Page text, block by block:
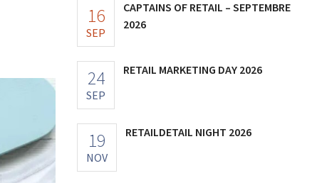
16
SEP
CAPTAINS OF RETAIL – SEPTEMBRE
2026
24
SEP
RETAIL MARKETING DAY 2026
19
NOV
RETAILDETAIL NIGHT 2026